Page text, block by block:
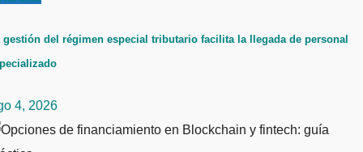
gestión del régimen especial tributario facilita la llegada de personal
4, 2026